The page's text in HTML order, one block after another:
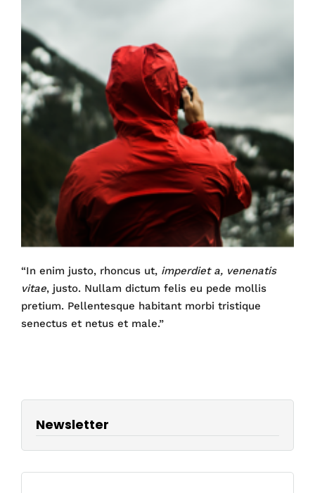
“In enim justo, rhoncus ut, imperdiet a, venenatis
vitae, justo. Nullam dictum felis eu pede mollis
pretium. Pellentesque habitant morbi tristique
senectus et netus et male.”
Newsletter